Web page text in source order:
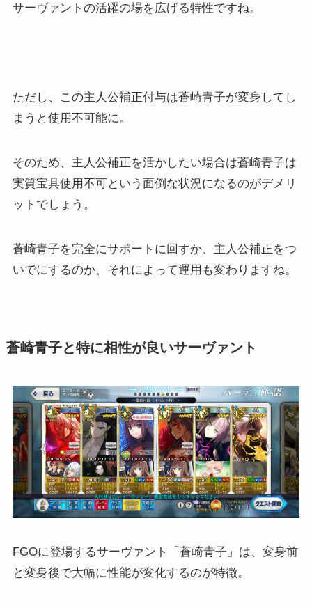
サーヴァントの活躍の場を広げる特性ですね。
ただし、この主人公補正付与は蒼崎青子が変身してし
まうと使用不可能に。
そのため、主人公補正を活かしたい場合は蒼崎青子は
実質宝具使用不可という面倒な状況になるのがデメリ
ットでしょう。
蒼崎青子を完全にサポートに回すか、主人公補正をつ
いでにするのか、それによって運用も変わりますね。
蒼崎青子と特に相性が良いサーヴァント
FGOに登場するサーヴァント「蒼崎青子」は、変身前
と変身後で大幅に性能が変化するのが特徴。